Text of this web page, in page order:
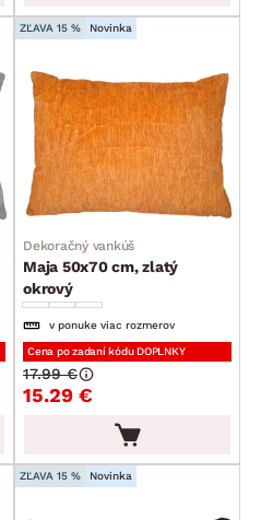
ZĽAVA 15 % Novinka
Dekoračný vankúš
Maja 50x70 cm, zlatý
okrový
v ponuke viac rozmerov
Cena po zadaní kódu DOPLNKY
15.29 €
17.99 €
ZĽAVA 15 % Novinka